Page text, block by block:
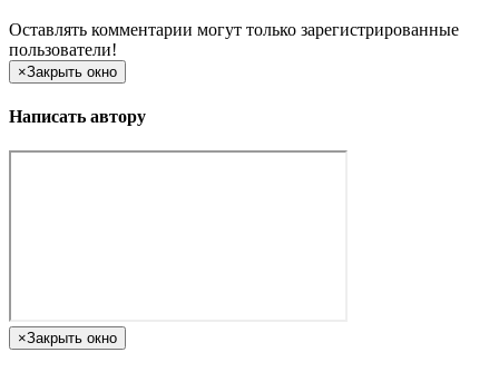
Оставлять комментарии могут только зарегистрированные
пользователи!
×Закрыть окно
Написать автору
×Закрыть окно